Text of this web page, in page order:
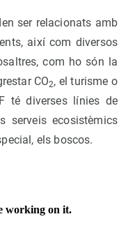
ser relacionats amb
així com diversos
com ho són la
CO2, el turisme o
té diverses línies de
serveis ecosistèmics
els boscos.